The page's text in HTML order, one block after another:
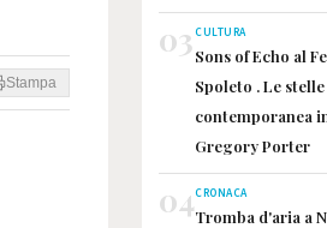
Stampa
03CULTURA
Sons of Echo al
Spoleto . Le
contemporanea
Gregory Porter
04CRONACA
Tromba d'aria a